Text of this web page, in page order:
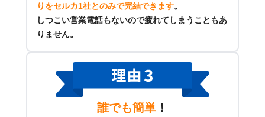
りをセルカ1社とのみで完結できます。
しつこい営業電話もないので疲れてしまうこともあ
りません。
誰でも簡単 ！